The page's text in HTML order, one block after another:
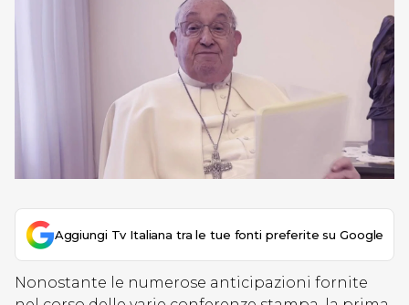
Aggiungi Tv Italiana tra le tue fonti preferite su Google
Nonostante le numerose anticipazioni fornite